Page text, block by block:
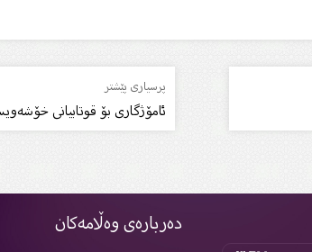
پرسیاری پێشتر
ئامۆژگارى بۆ قوتابیانى
دەربارەی وەڵامەکان